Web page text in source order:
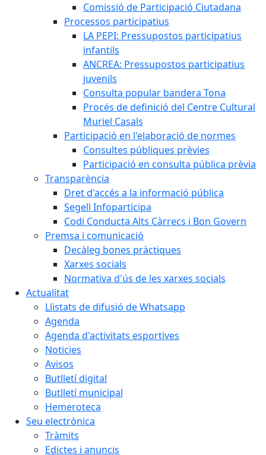
Comissió de Participació Ciutadana
Processos participatius
LA PEPI: Pressupostos participatius
infantils
ANCREA: Pressupostos participatius
juvenils
Consulta popular bandera Tona
Procés de definició del Centre Cultural
Muriel Casals
Participació en l'elaboració de normes
Consultes públiques prèvies
Participació en consulta pública prèvia
Transparència
Dret d'accés a la informació pública
Segell Infoparticipa
Codi Conducta Alts Càrrecs i Bon Govern
Premsa i comunicació
Decàleg bones pràctiques
Xarxes socials
Normativa d'ús de les xarxes socials
Actualitat
Llistats de difusió de Whatsapp
Agenda
Agenda d'activitats esportives
Noticies
Avisos
Butlletí digital
Butlletí municipal
Hemeroteca
Seu electrònica
Tràmits
Edictes i anuncis